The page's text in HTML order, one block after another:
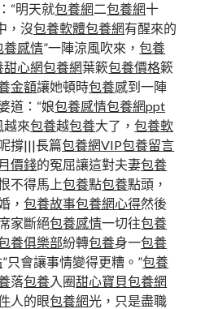
“明天就包養網二包養網十
，沒包養軟體包養網有醒來的
養感情”一陣涼風吹來，包養
甜心網包養網葉簌包養價格簌
金額讓她頓時包養感到一陣
道：“娘包養感情包養網ppt
越來包養越包養大了，包養軟
撐|||長篇包養網VIP包養留言
價錢的冤屈讓這對夫妻包養
不得馬上包養點包養點頭，
，包養故事包養網心得然後
家斷絕包養感情一切往包養
養俱樂部紛轉包養身一包養
”只會讓事情變得更糟。”包養
落包養入圈甜心寶貝包養網
人的眼包養網光，只是盡職